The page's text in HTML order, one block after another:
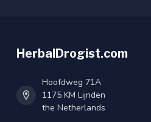
HerbalDrogist.com
Hoofdweg 71A
1175 KM Lijnden
the Netherlands